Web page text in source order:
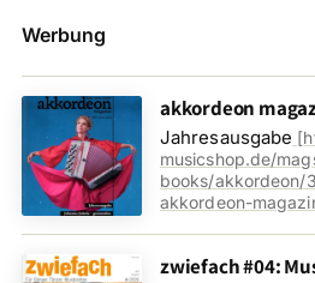
Werbung
akkordeon
Jahresausgabe [
musicshop.de/
books/akkordeon/
akkordeon-
zwiefach #04: